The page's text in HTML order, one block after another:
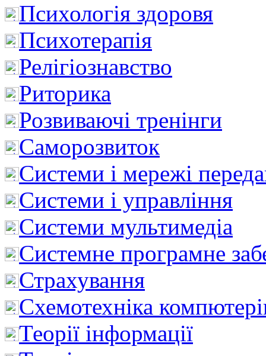
Психологія здоровя
Психотерапія
Релігіознавство
Риторика
Розвиваючі тренінги
Саморозвиток
Системи і мережі
Системи і управління
Системи мультимедіа
Системне програмне
Страхування
Схемотехніка
Теорії інформації